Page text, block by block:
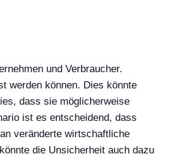
und Verbraucher.
werden können. Dies könnte
dass sie möglicherweise
ist es entscheidend, dass
veränderte wirtschaftliche
die Unsicherheit auch dazu